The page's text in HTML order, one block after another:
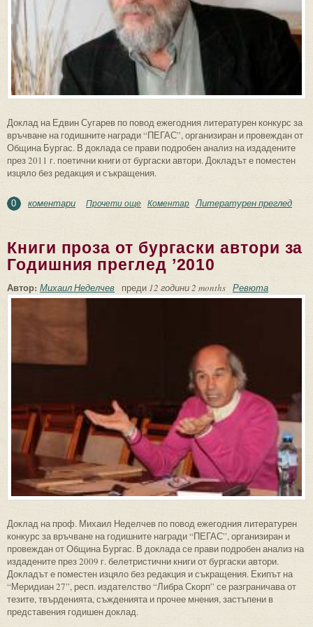
Доклад на Едвин Сугарев по повод ежегодния литературен конкурс за
връчване на годишните награди “ПЕГАС”, организиран и провеждан от
Община Бургас. В доклада се прави подробен анализ на издадените
през 2011 г. поетични книги от бургаски автори. Докладът е поместен
изцяло без редакция и съкращения.
0 коментари Прочети още about Поезия от бургаски автори за
Коментар Литературен преглед
Книги проза от бургаски автори за
Годишния преглед ’2010
Автор: Михаил Неделчев преди 12 години 2 months Ревюта
Доклад на проф. Михаил Неделчев по повод ежегодния литературен
конкурс за връчване на годишните награди “ПЕГАС”, организиран и
провеждан от Община Бургас. В доклада се прави подробен анализ на
издадените през 2009 г. белетристични книги от бургаски автори.
Докладът е поместен изцяло без редакция и съкращения. Екипът на
“Меридиан 27”, респ. издателство “Либра Скорп” се разграничава от
тезите, твърденията, съжденията и прочее мнения, застъпени в
представения годишен доклад.